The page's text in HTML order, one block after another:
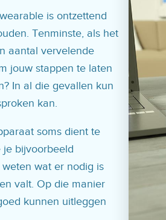
is ontzettend
Tenminste, als het
aantal vervelende
jouw stappen te laten
In al die gevallen kun
kan.
soms dient te
je bijvoorbeeld
wat er nodig is
valt. Op die manier
kunnen uitleggen